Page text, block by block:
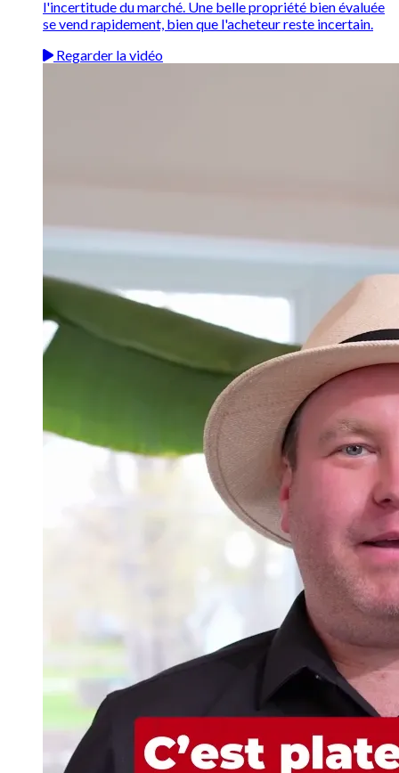
l'incertitude du marché. Une belle propriété bien évaluée
se vend rapidement, bien que l'acheteur reste incertain.
Regarder la vidéo